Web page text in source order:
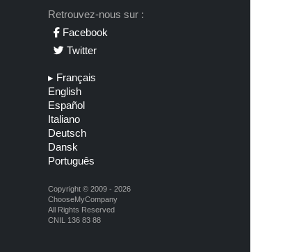
Retrouvez-nous sur :
Facebook
Twitter
▸ Français
English
Español
Italiano
Deutsch
Dansk
Português
Copyright © 2009 - 2026
ChooseMyCompany
All Rights Reserved
CNIL 136 83 88